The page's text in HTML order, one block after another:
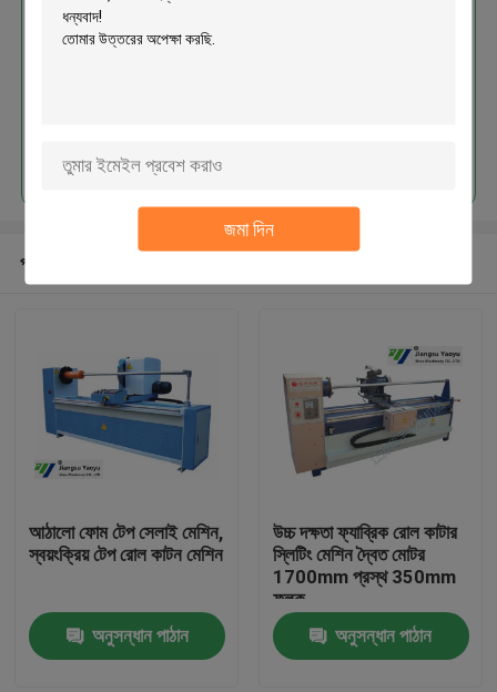
জমা দিন
প্রস্তাবিত পণ্য
আঠালো ফোম টেপ সেলাই মেশিন,
স্বয়ংক্রিয় টেপ রোল কাটন মেশিন
অনুসন্ধান পাঠান
উচ্চ দক্ষতা ফ্যাব্রিক রোল কাটার
স্লিটিং মেশিন দ্বৈত মোটর
1700mm প্রস্থ 350mm
ফলক
অনুসন্ধান পাঠান